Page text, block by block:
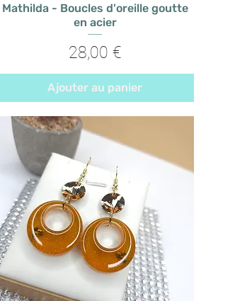
Mathilda - Boucles d'oreille goutte
en acier
Prix
28,00 €
Ajouter au panier